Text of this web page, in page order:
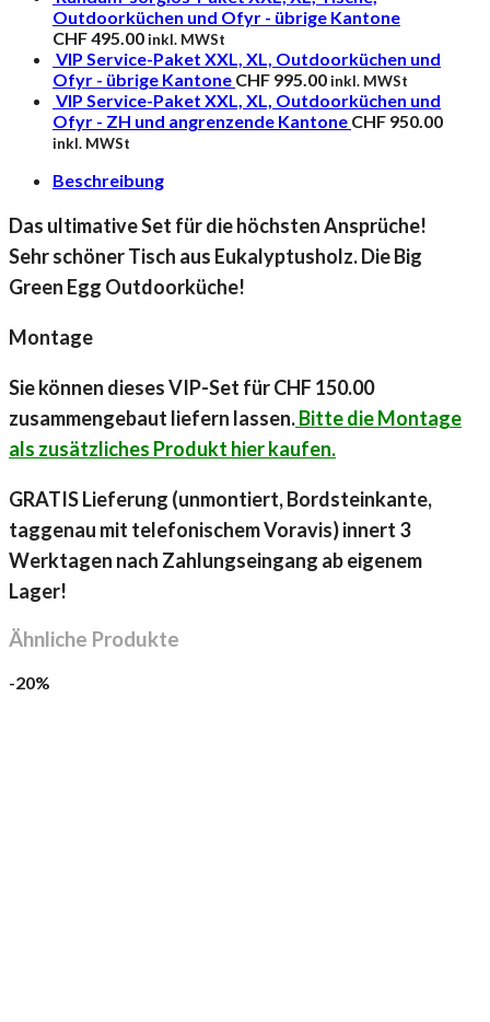
Outdoorküchen und Ofyr - übrige Kantone
CHF495.00inkl. MWSt
VIP Service-Paket XXL, XL, Outdoorküchen und
Ofyr - übrige Kantone CHF 995.00inkl. MWSt
VIP Service-Paket XXL, XL, Outdoorküchen und
Ofyr - ZH und angrenzende Kantone CHF 950.00
inkl. MWSt
Beschreibung
Das ultimative Set für die höchsten Ansprüche!
Sehr schöner Tisch aus Eukalyptusholz. Die Big
Green Egg Outdoorküche!
Montage
Sie können dieses VIP-Set für CHF 150.00
zusammengebaut liefern lassen.Bitte die Montage
als zusätzliches Produkt hier kaufen.
GRATIS Lieferung (unmontiert, Bordsteinkante,
taggenau mit telefonischem Voravis) innert 3
Werktagen nach Zahlungseingang ab eigenem
Lager!
Ähnliche Produkte
-20%